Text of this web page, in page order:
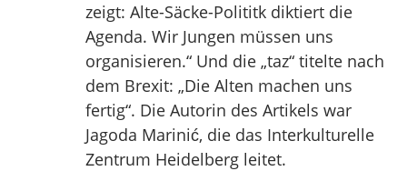
zeigt: Alte-Säcke-Polititk diktiert die
Agenda. Wir Jungen müssen uns
organisieren.“ Und die „taz“ titelte nach
dem Brexit: „Die Alten machen uns
fertig“. Die Autorin des Artikels war
Jagoda Marinić, die das Interkulturelle
Zentrum Heidelberg leitet.